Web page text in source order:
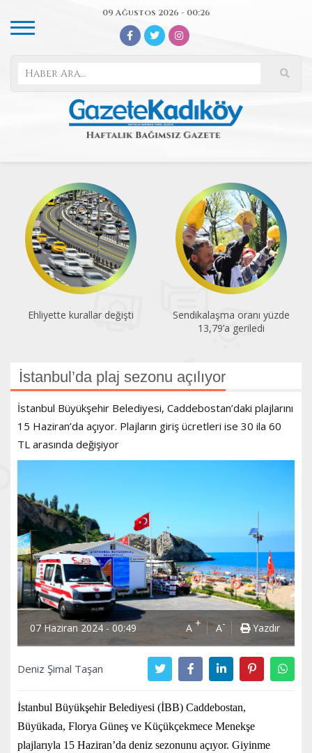
09 Ağustos 2026 - 00:26
Sendikalaşma oranı yüzde
İlk altı ayda 150
öldürüldü
İstanbul’da plaj sezonu açılıyor
İstanbul Büyükşehir Belediyesi, Caddebostan’daki plajlarını
15 Haziran’da açıyor. Plajların giriş ücretleri ise 30 ila 60
TL arasında değişiyor
07 Haziran 2024 - 00:49 A + A- Yazdır
Deniz Şimal Taşan
İstanbul Büyükşehir Belediyesi (İBB) Caddebostan,
Büyükada, Florya Güneş ve Küçükçekmece Menekşe
plajlarıyla 15 Haziran’da deniz sezonunu açıyor. Giyinme